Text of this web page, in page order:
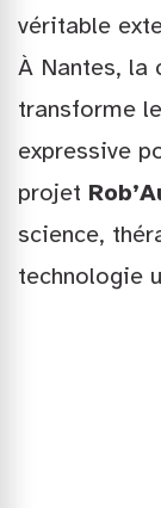
véritable
À Nantes, la
transforme
expressive
projet
science,
technologie